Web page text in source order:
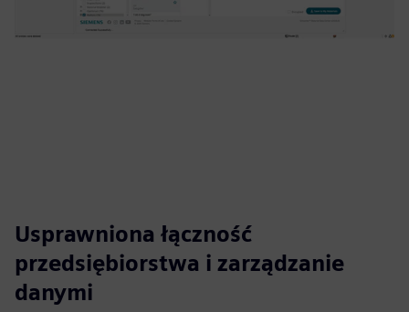
Usprawniona łączność
przedsiębiorstwa i zarządzanie
danymi